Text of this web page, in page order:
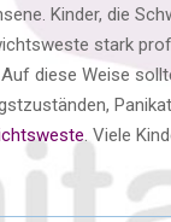
Kinder, die
stark
diese Weise
. Viele